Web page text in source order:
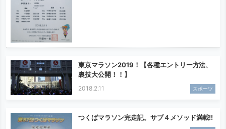
東京マラソン2019！【各種エントリー方法、
裏技大公開！！】
2018.2.11 スポーツ
つくばマラソン完走記。サブ４メソッド満載!!